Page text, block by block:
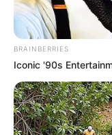
The Videos Of
Everyone
BUZZDAY
BRAINBERRIES
Iconic '90s